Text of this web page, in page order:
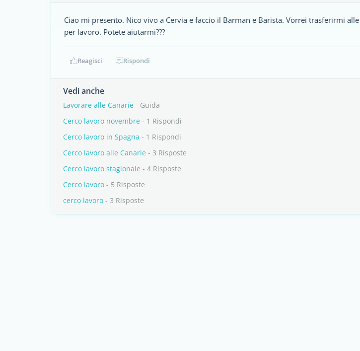
Ciao mi presento. Nico vivo a Cervia e faccio il Barman e Barista. Vorrei trasferirmi
per lavoro. Potete aiutarmi???
Reagisci Rispondi
Vedi anche
Lavorare alle Canarie - Guida
Cerco lavoro novembre - 1 Rispondi
Cerco lavoro in Spagna - 1 Rispondi
Cerco lavoro alle Canarie - 3 Risposte
Cerco lavoro stagionale - 4 Risposte
Cerco lavoro - 5 Risposte
cerco lavoro - 3 Risposte